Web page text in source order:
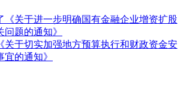
《关于进一步明确国有金融企业增资扩股
问题的通知》
关于切实加强地方预算执行和财政资金安
的通知》